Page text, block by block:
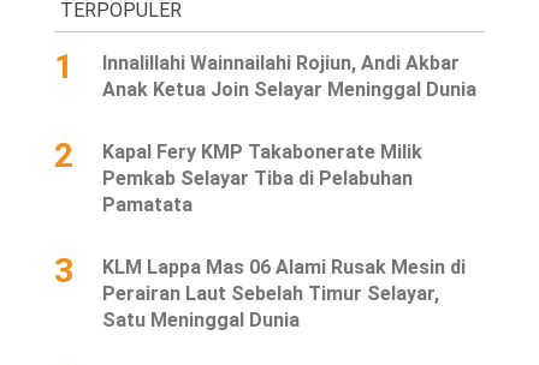
TERPOPULER
1
Innalillahi Wainnailahi Rojiun, Andi Akbar
Anak Ketua Join Selayar Meninggal Dunia
2
Kapal Fery KMP Takabonerate Milik
Pemkab Selayar Tiba di Pelabuhan
Pamatata
3
KLM Lappa Mas 06 Alami Rusak Mesin di
Perairan Laut Sebelah Timur Selayar,
Satu Meninggal Dunia